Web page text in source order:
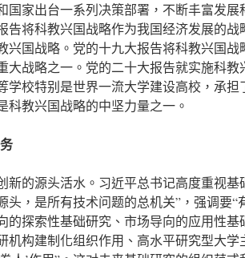
国家出台一系列决策部署，不断丰富发
告将科教兴国战略作为我国经济发展的
兴国战略。党的十九大报告将科教兴国
大战略之一。党的二十大报告就实施科
学校特别是世界一流大学建设高校，承
科教兴国战略的中坚力量之一。
新的源头活水。习近平总书记高度重视
头，是所有技术问题的总机关”，强调要
的探索性基础研究、市场导向的应用性
机构建制化组织作用、高水平研究型大学